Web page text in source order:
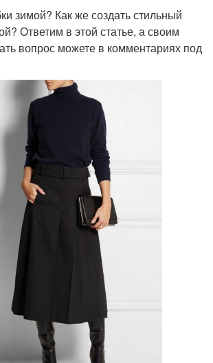
зимой? Как же создать стильный
Ответим в этой статье, а своим
вопрос можете в комментариях под